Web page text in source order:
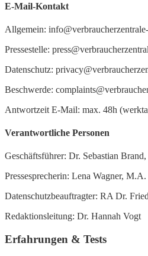
E-Mail-Kontakt
Allgemein:
Pressestelle:
Datenschutz:
Beschwerde:
Antwortzeit E-Mail: max. 48h
Verantwortliche Personen
Geschäftsführer: Dr. Sebastian
Pressesprecherin: Lena Wagner, M.A.
Datenschutzbeauftragter: RA Dr.
Redaktionsleitung: Dr. Hannah Vogt
Erfahrungen & Tests